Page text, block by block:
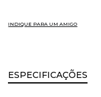
INDIQUE PARA UM AMIGO
ESPECIFICAÇÕES